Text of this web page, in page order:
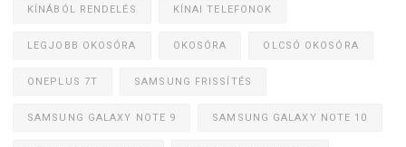
KÍNÁBÓL RENDELÉS KÍNAI TELEFONOK
LEGJOBB OKOSÓRA OKOSÓRA OLCSÓ OKOSÓRA
ONEPLUS 7T SAMSUNG FRISSÍTÉS
SAMSUNG GALAXY NOTE 9 SAMSUNG GALAXY NOTE 10